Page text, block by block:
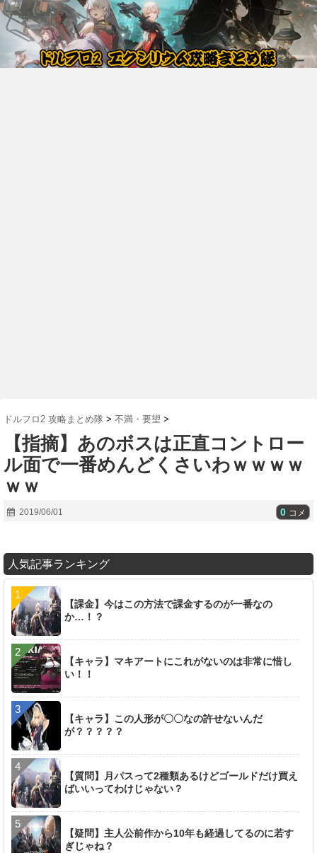
ドルフロ2 攻略まとめ隊 > 不満・要望 >
【指摘】あのボスは正直コントロー
ル面で一番めんどくさいわｗｗｗｗ
ｗｗ
2019/06/01 0 コメ
人気記事ランキング
【課金】今はこの方法で課金するのが一番なの
か…！？
【キャラ】マキアートにこれがないのは非常に惜し
い！！
【キャラ】この人形が〇〇なの許せないんだ
が？？？？？
【質問】月パスって2種類あるけどゴールドだけ買え
ばいいってわけじゃない？
【疑問】主人公前作から10年も経過してるのに若す
ぎじゃね？